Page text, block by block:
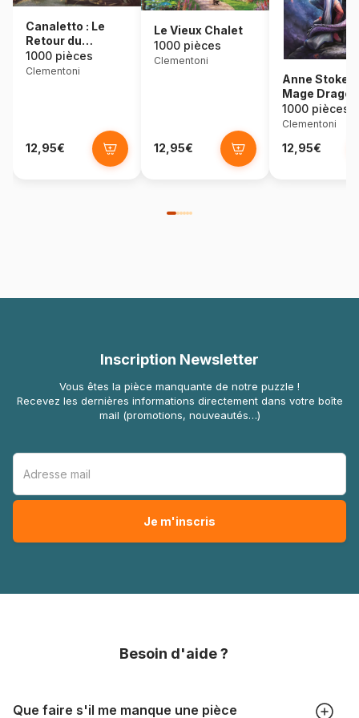
Canaletto : Le
Retour du
Bucentaure
1000 pièces
Clementoni
12,95€
Le Vieux Chalet
1000 pièces
Clementoni
12,95€
Anne Stokes
Mage Dragon
1000 pièces
Clementoni
12,95€
Inscription Newsletter
Vous êtes la pièce manquante de notre puzzle !
Recevez les dernières informations directement dans votre boîte
mail (promotions, nouveautés…)
Besoin d'aide ?
Que faire s'il me manque une pièce